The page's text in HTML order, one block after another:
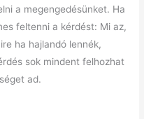
a megengedésünket. Ha
feltenni a kérdést: Mi az,
ha hajlandó lennék,
sok mindent felhozhat
ad.